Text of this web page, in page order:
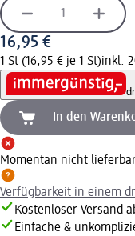
16,95 €
1 St (16,95 € je 1 St)inkl.
In den
Momentan nicht
Verfügbarkeit in einem
Kostenloser Versand
Einfache &